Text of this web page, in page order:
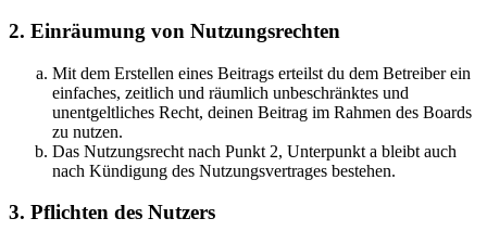
2. Einräumung von Nutzungsrechten
Mit dem Erstellen eines Beitrags erteilst du dem Betreiber ein
einfaches, zeitlich und räumlich unbeschränktes und
unentgeltliches Recht, deinen Beitrag im Rahmen des Boards
zu nutzen.
Das Nutzungsrecht nach Punkt 2, Unterpunkt a bleibt auch
nach Kündigung des Nutzungsvertrages bestehen.
3. Pflichten des Nutzers